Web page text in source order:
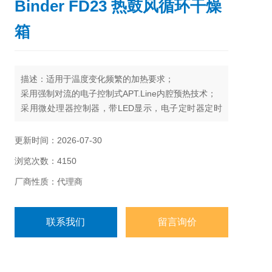
Binder FD23 热鼓风循环干燥
箱
描述：适用于温度变化频繁的加热要求；
采用强制对流的电子控制式APT.Line内腔预热技术；
采用微处理器控制器，带LED显示，电子定时器定时
独立的可调温度安全装置，2级（DIN 12880），具有
通过背后带有通风瓣的排气管和前面的通风滑板，调
节通风量；
更新时间：2026-07-30
浏览次数：4150
厂商性质：代理商
联系我们 留言询价